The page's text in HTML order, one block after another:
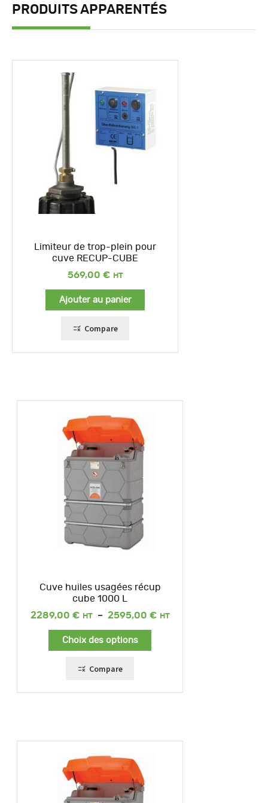
PRODUITS APPARENTÉS
Limiteur de trop-plein pour
cuve RECUP-CUBE
569,00 €
Ajouter au panier
Compare
Cuve huiles usagées récup
cube 1000 L
2289,00 € – 2595,00 €
Plage
Choix des options
Compare